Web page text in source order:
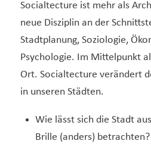
Socialtecture ist mehr als
neue Disziplin an der
Stadtplanung, Soziologie,
Psychologie. Im Mittelpunkt
Ort. Socialtecture verändert
in unseren Städten.
Wie lässt sich die Stadt
Brille (anders) betrachten?